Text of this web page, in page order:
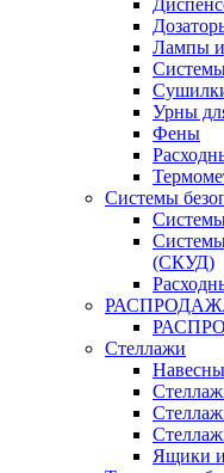
Лампы
Урны
Фены
Системы
(СКУД)
Стеллажи
Ящики и